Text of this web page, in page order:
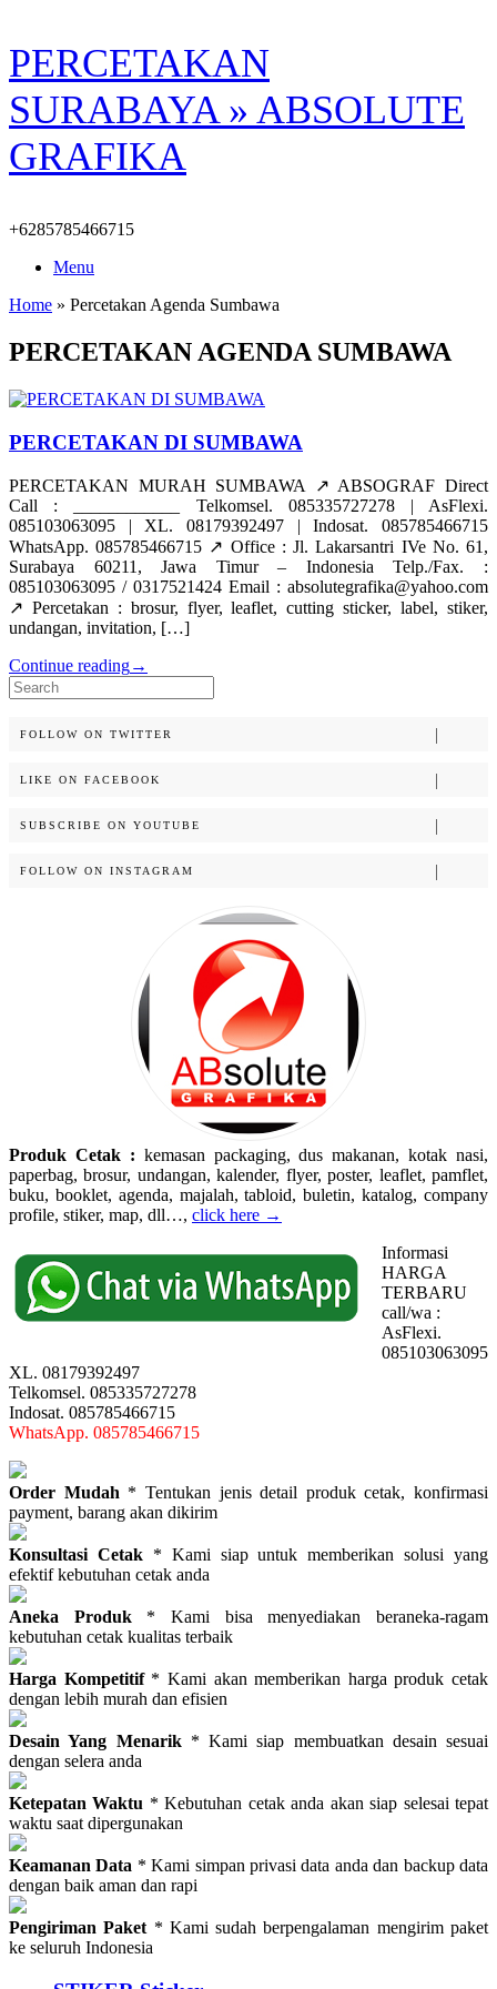
Skip
to
content
PERCETAKAN
SURABAYA » ABSOLUTE
GRAFIKA
+6285785466715
Menu
Home » Percetakan Agenda Sumbawa
PERCETAKAN AGENDA SUMBAWA
PERCETAKAN DI SUMBAWA
PERCETAKAN MURAH SUMBAWA ↗️ ABSOGRAF Direct
Call : ____________ Telkomsel. 085335727278 | AsFlexi.
085103063095 | XL. 08179392497 | Indosat. 085785466715
WhatsApp. 085785466715 ↗️ Office : Jl. Lakarsantri IVe No. 61,
Surabaya 60211, Jawa Timur – Indonesia Telp./Fax. :
085103063095 / 0317521424 Email : absolutegrafika@yahoo.com
↗️ Percetakan : brosur, flyer, leaflet, cutting sticker, label, stiker,
undangan, invitation, […]
Continue reading→
Search
for:
FOLLOW ON TWITTER
LIKE ON FACEBOOK
SUBSCRIBE ON YOUTUBE
FOLLOW ON INSTAGRAM
Produk Cetak : kemasan packaging, dus makanan, kotak nasi,
paperbag, brosur, undangan, kalender, flyer, poster, leaflet, pamflet,
buku, booklet, agenda, majalah, tabloid, buletin, katalog, company
profile, stiker, map, dll…, click here →
Informasi
HARGA
TERBARU
call/wa :
AsFlexi.
085103063095
XL. 08179392497
Telkomsel. 085335727278
Indosat. 085785466715
WhatsApp. 085785466715
Order Mudah * Tentukan jenis detail produk cetak, konfirmasi
payment, barang akan dikirim
Konsultasi Cetak* Kami siap untuk memberikan solusi yang
efektif kebutuhan cetak anda
Aneka Produk * Kami bisa menyediakan beraneka-ragam
kebutuhan cetak kualitas terbaik
Harga Kompetitif* Kami akan memberikan harga produk cetak
dengan lebih murah dan efisien
Desain Yang Menarik* Kami siap membuatkan desain sesuai
dengan selera anda
Ketepatan Waktu * Kebutuhan cetak anda akan siap selesai tepat
waktu saat dipergunakan
Keamanan Data * Kami simpan privasi data anda dan backup data
dengan baik aman dan rapi
Pengiriman Paket * Kami sudah berpengalaman mengirim paket
ke seluruh Indonesia